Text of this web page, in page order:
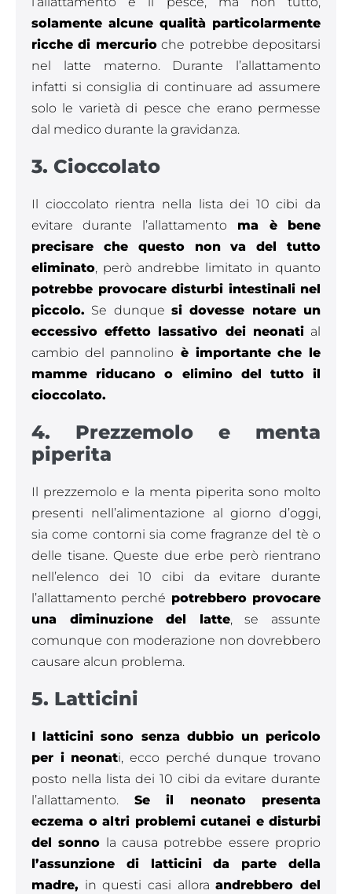
solamente alcune qualità particolarmente
ricche di mercurioche potrebbe depositarsi
nel latte materno. Durante l’allattamento
infatti si consiglia di continuare ad assumere
solo le varietà di pesce che erano permesse
dal medico durante la gravidanza.
3. Cioccolato
Il cioccolato rientra nella lista dei 10 cibi da
evitare durante l’allattamento ma è bene
precisare che questo non va del tutto
eliminato, però andrebbe limitato in quanto
potrebbe provocare disturbi intestinali nel
piccolo. Se dunque si dovesse notare un
eccessivo effetto lassativo dei neonatial
cambio del pannolino è importante che le
mamme riducano o elimino del tutto il
cioccolato.
4. Prezzemolo e menta
piperita
Il prezzemolo e la menta piperita sono molto
presenti nell’alimentazione al giorno d’oggi,
sia come contorni sia come fragranze del tè o
delle tisane. Queste due erbe però rientrano
nell’elenco dei 10 cibi da evitare durante
l’allattamento perché potrebbero provocare
una diminuzione del latte, se assunte
comunque con moderazione non dovrebbero
causare alcun problema.
5. Latticini
I latticini sono senza dubbio un pericolo
per i neonati, ecco perché dunque trovano
posto nella lista dei 10 cibi da evitare durante
l’allattamento. Se il neonato presenta
eczema o altri problemi cutanei e disturbi
del sonno la causa potrebbe essere proprio
l’assunzione di latticini da parte della
madre, in questi casi alloraandrebbero del